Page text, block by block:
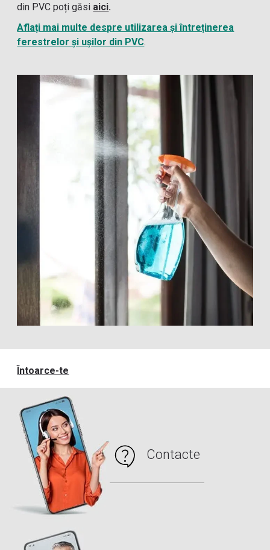
din PVC poți găsi aici.
Aflați mai multe despre utilizarea și întreținerea
ferestrelor și ușilor din PVC.
Întoarce-te
Contacte